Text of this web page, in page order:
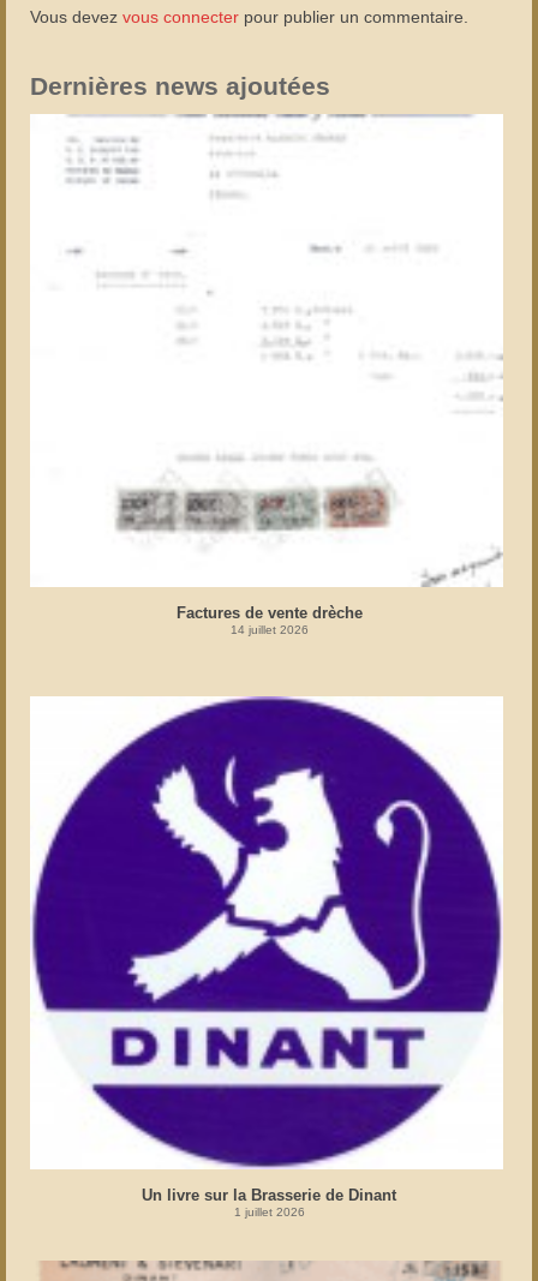
Vous devez vous connecter pour publier un commentaire.
Dernières news ajoutées
Factures de vente drèche
14 juillet 2026
Un livre sur la Brasserie de Dinant
1 juillet 2026